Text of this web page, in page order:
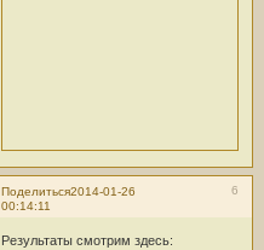
Поделиться 6
2014-01-26
00:14:11
Результаты смотрим здесь: